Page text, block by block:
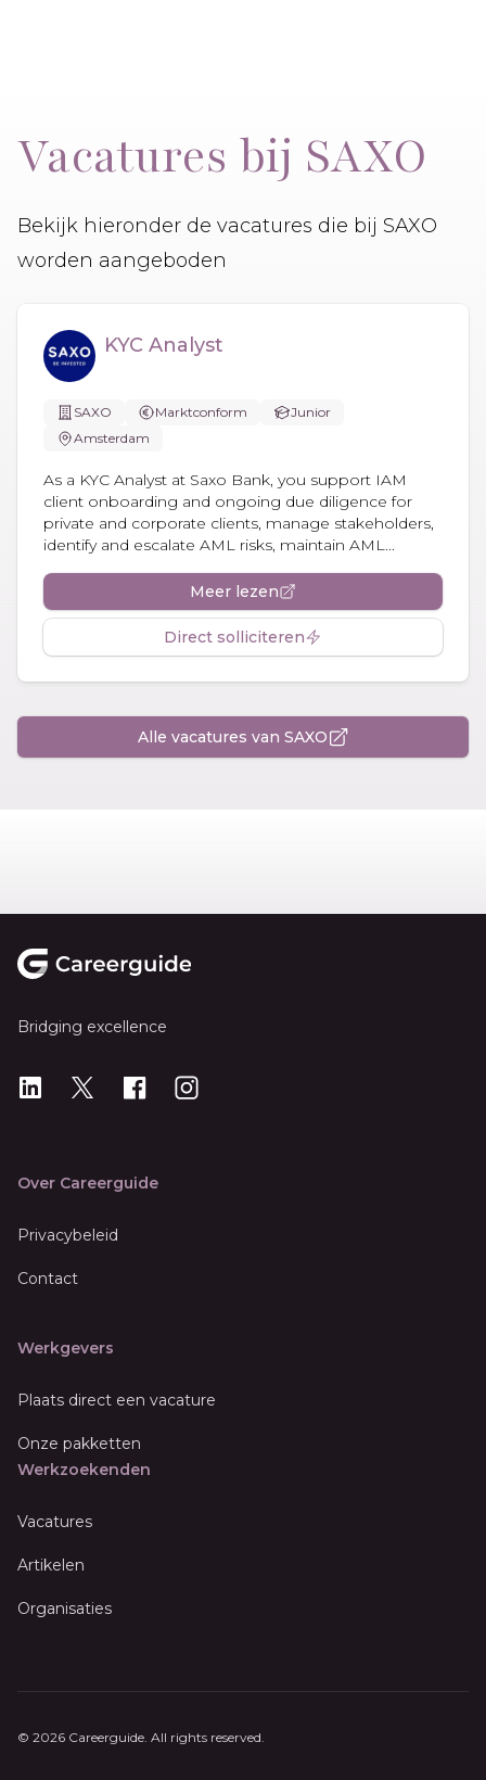
Vacatures bij SAXO
Bekijk hieronder de vacatures die bij SAXO
worden aangeboden
KYC Analyst
SAXO Marktconform
Junior
Amsterdam
As a KYC Analyst at Saxo Bank, you support IAM
client onboarding and ongoing due diligence for
private and corporate clients, manage stakeholders,
identify and escalate AML risks, maintain AML...
Meer lezen
Direct solliciteren
Alle vacatures van SAXO
Bridging excellence
LinkedIn
X Instagram
Over Careerguide
Privacybeleid
Contact
Werkgevers
Plaats direct een vacature
Onze pakketten
Werkzoekenden
Vacatures
Artikelen
Organisaties
© 2026 Careerguide. All rights reserved.